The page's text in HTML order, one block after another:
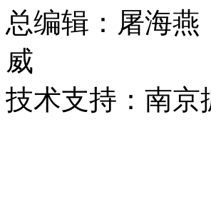
总编辑：屠
威
技术支持：南京